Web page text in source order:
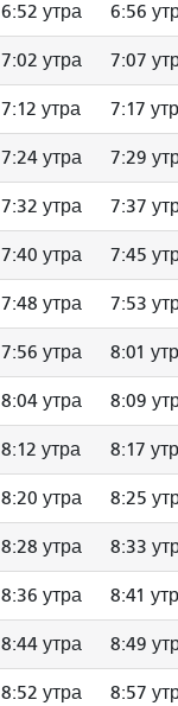
6:52 утра 6:56
7:02 утра 7:07
7:12 утра 7:17
7:24 утра 7:29
7:32 утра 7:37
7:40 утра 7:45
7:48 утра 7:53
7:56 утра 8:01
8:04 утра 8:09
8:12 утра 8:17
8:20 утра 8:25
8:28 утра 8:33
8:36 утра 8:41
8:44 утра 8:49
8:52 утра 8:57